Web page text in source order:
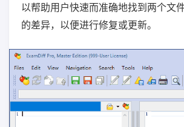
以帮助用户快速而准确地找到两个文
的差异，以便进行修复或更新。